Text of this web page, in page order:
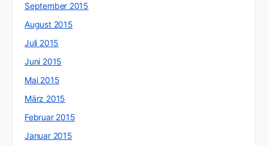
September 2015
August 2015
Juli 2015
Juni 2015
Mai 2015
März 2015
Februar 2015
Januar 2015